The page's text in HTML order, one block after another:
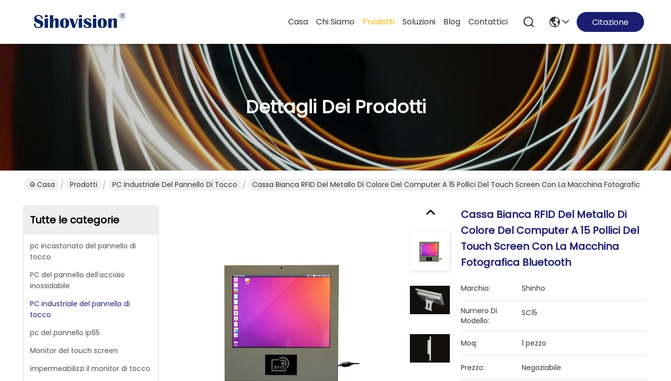
Casa Chi Siamo Prodotti Soluzioni Blog Contattici Citazione
Dettagli Dei Prodotti
Casa Prodotti PC Industriale Del Pannello Di Tocco Cassa Bianca RFID Del Metallo Di Colore Del Computer A 15 Pollici Del Touch Screen Con La Macchina Fotografica
Tutte le categorie
pc incastonato del pannello di
tocco
PC del pannello dell'acciaio
inossidabile
PC industriale del pannello di
tocco
pc del pannello ip65
Monitor del touch screen
impermeabilizzi il monitor di tocco
Cassa Bianca RFID Del Metallo Di
Colore Del Computer A 15 Pollici Del
Touch Screen Con La Macchina
Fotografica Bluetooth
Marchio: Shinho
Numero Di
Modello:
SC15
Moq: 1 pezzo
Prezzo: Negoziabile